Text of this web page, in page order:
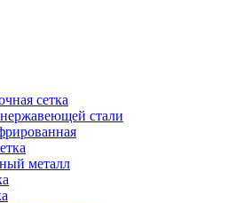
сетка
стали
металл